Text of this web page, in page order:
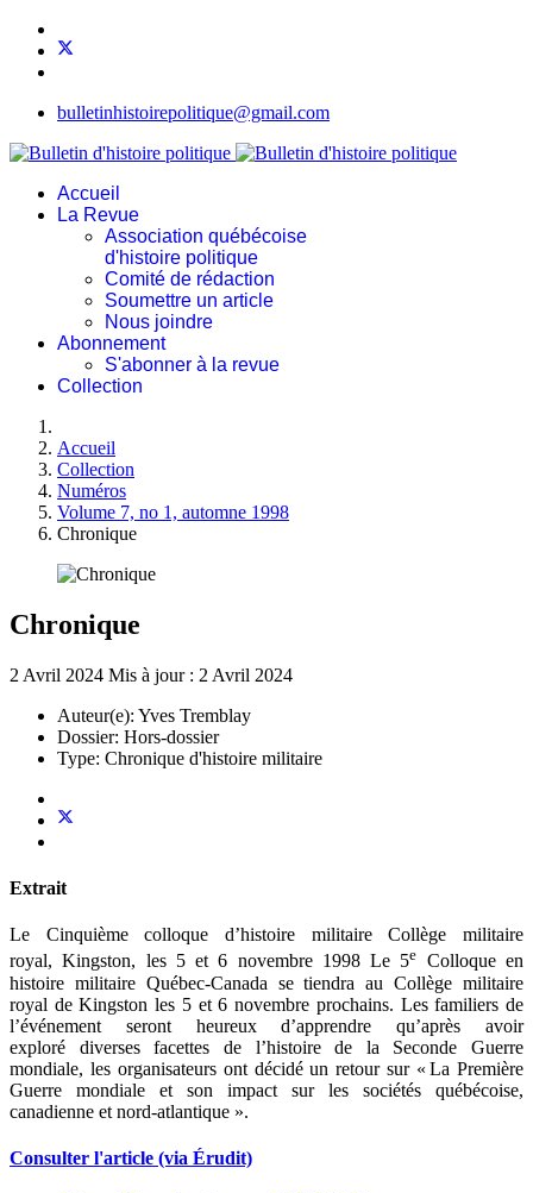
bulletinhistoirepolitique@gmail.com
Accueil
La Revue
Association québécoise
d'histoire politique
Comité de rédaction
Soumettre un article
Nous joindre
Abonnement
S'abonner à la revue
Collection
Accueil
Collection
Numéros
Volume 7, no 1, automne 1998
Chronique
Chronique
2 Avril 2024 Mis à jour : 2 Avril 2024
Auteur(e): Yves Tremblay
Dossier: Hors-dossier
Type: Chronique d'histoire militaire
Extrait
Le Cinquième colloque d’histoire militaire Collège militaire
royal, Kingston, les 5 et 6 novembre 1998 Le 5e Colloque en
histoire militaire Québec-Canada se tiendra au Collège militaire
royal de Kingston les 5 et 6 novembre prochains. Les familiers de
l’événement seront heureux d’apprendre qu’après avoir
exploré diverses facettes de l’histoire de la Seconde Guerre
mondiale, les organisateurs ont décidé un retour sur « La Première
Guerre mondiale et son impact sur les sociétés québécoise,
canadienne et nord-atlantique ».
Consulter l'article (via Érudit)